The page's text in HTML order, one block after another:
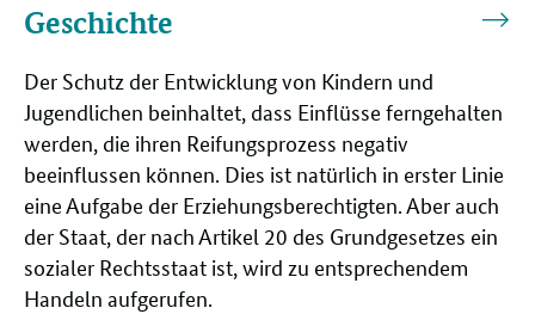
Geschichte
Geschichte
Der Schutz der Entwicklung von Kindern und
Jugendlichen beinhaltet, dass Einflüsse ferngehalten
werden, die ihren Reifungsprozess negativ
beeinflussen können. Dies ist natürlich in erster Linie
eine Aufgabe der Erziehungsberechtigten. Aber auch
der Staat, der nach Artikel 20 des Grundgesetzes ein
sozialer Rechtsstaat ist, wird zu entsprechendem
Handeln aufgerufen.